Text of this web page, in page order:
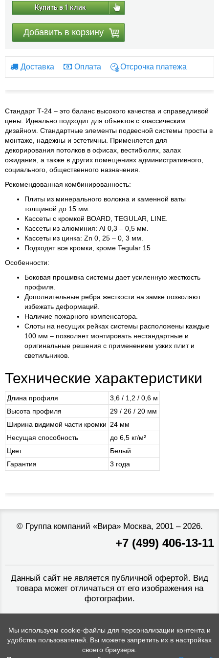
Купить в 1 клик
Добавить в корзину
Доставка Оплата Отсрочка платежа
Стандарт Т-24 – это баланс высокого качества и справедливой
цены. Идеально подходит для объектов с классическим
дизайном. Стандартные элементы подвесной системы просты в
монтаже, надежны и эстетичны. Применяется для
декорирования потолков в офисах, вестибюлях, залах
ожидания, а также в других помещениях административного,
социального, общественного назначения.
Рекомендованная комбинированность:
Плиты из минерального волокна и каменной ваты
толщиной до 15 мм.
Кассеты с кромкой BOARD, TEGULAR, LINE.
Кассеты из алюминия: АI 0,3 – 0,5 мм.
Кассеты из цинка: Zn 0, 25 – 0, 3 мм.
Подходят все кромки, кроме Tegular 15
Особенности:
Боковая прошивка системы дает усиленную жесткость
профиля.
Дополнительные ребра жесткости на замке позволяют
избежать деформаций.
Наличие пожарного компенсатора.
Слоты на несущих рейках системы расположены каждые
100 мм – позволяет монтировать нестандартные и
оригинальные решения с применением узких плит и
светильников.
Технические характеристики
Длина профиля
3,6 / 1,2 / 0,6 м
Высота профиля
29 / 26 / 20 мм
Ширина видимой части кромки 24 мм
Несущая способность
до 6,5 кг/м²
Цвет
Белый
Гарантия
3 года
© Группа компаний «Вира»Москва, 2001 – 2026.
+7 (499) 406-13-11
Данный сайт не является публичной офертой. Вид
товара может отличаться от его изображения на
фотографии.
Мы используем cookie-файлы для персонализации контента и
удобства пользователей. Вы можете запретить их в настройках
своего браузера.